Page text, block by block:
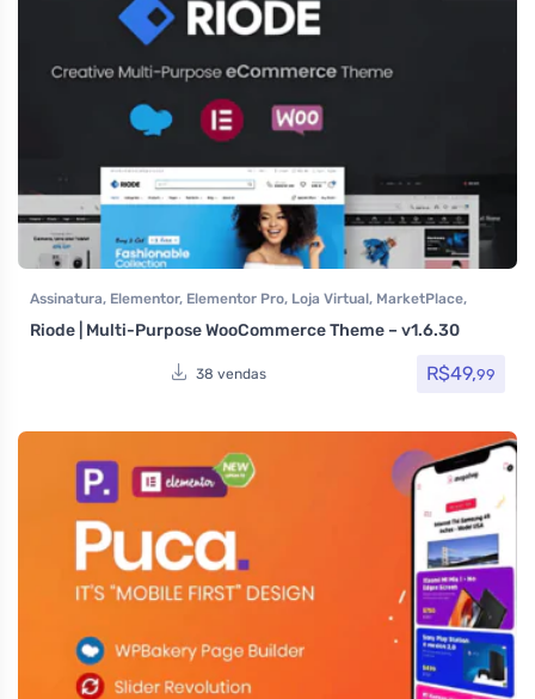
Assinatura, Elementor, Elementor Pro, Loja Virtual, MarketPlace,
Multiuso , Page Builder Temas Themeforest , Todos os itens,
Woocommerce
Riode | Multi-Purpose WooCommerce Theme – v1.6.30
38 vendas R$49,99